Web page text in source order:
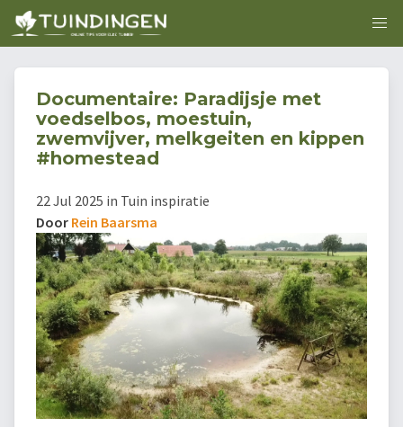
Documentaire: Paradijsje met
voedselbos, moestuin,
zwemvijver, melkgeiten en kippen
#homestead
22 Jul 2025 in Tuin inspiratie
Door Rein Baarsma